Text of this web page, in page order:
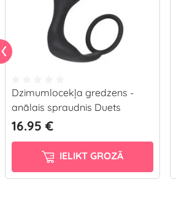
Dzimumlocekļa gredzens -
anālais spraudnis Duets
16.95 €
IELIKT GROZĀ